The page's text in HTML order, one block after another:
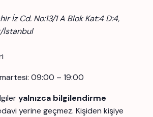
İz Cd. No:13/1 A Blok Kat:4 D:4,
İstanbul
09:00 – 19:00
yalnızca bilgilendirme
yerine geçmez. Kişiden kişiye